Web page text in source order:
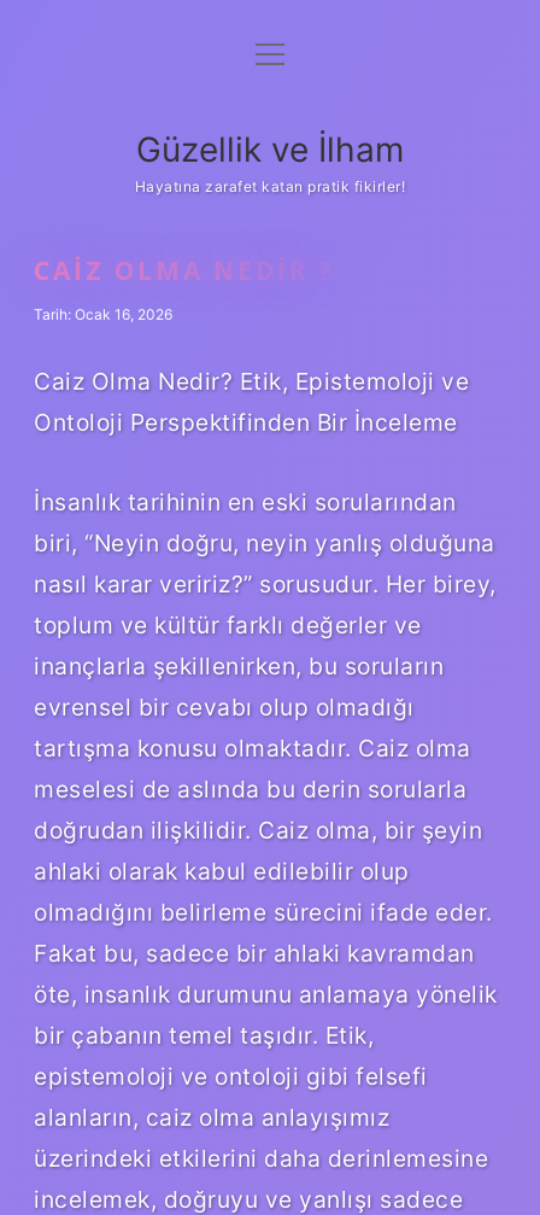
Anasayfa
Yasal Uyarı
menüyü
Güzellik ve İlham
Hayatına zarafet katan pratik fikirler!
CAIZ OLMA NEDIR ?
Tarih: Ocak 16, 2026
Caiz Olma Nedir? Etik, Epistemoloji ve
Ontoloji Perspektifinden Bir İnceleme
İnsanlık tarihinin en eski sorularından
biri, “Neyin doğru, neyin yanlış olduğuna
nasıl karar veririz?” sorusudur. Her birey,
toplum ve kültür farklı değerler ve
inançlarla şekillenirken, bu soruların
evrensel bir cevabı olup olmadığı
tartışma konusu olmaktadır. Caiz olma
meselesi de aslında bu derin sorularla
doğrudan ilişkilidir. Caiz olma, bir şeyin
ahlaki olarak kabul edilebilir olup
olmadığını belirleme sürecini ifade eder.
Fakat bu, sadece bir ahlaki kavramdan
öte, insanlık durumunu anlamaya yönelik
bir çabanın temel taşıdır. Etik,
epistemoloji ve ontoloji gibi felsefi
alanların, caiz olma anlayışımız
üzerindeki etkilerini daha derinlemesine
incelemek, doğruyu ve yanlışı sadece